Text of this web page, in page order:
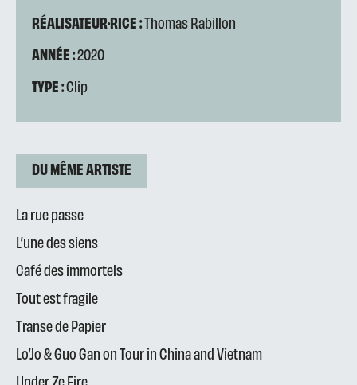
RÉALISATEUR·RICE :Thomas Rabillon
ANNÉE :2020
TYPE :Clip
DU MÊME ARTISTE
La rue passe
L’une des siens
Café des immortels
Tout est fragile
Transe de Papier
Lo’Jo & Guo Gan on Tour in China and Vietnam
Under Ze Fire